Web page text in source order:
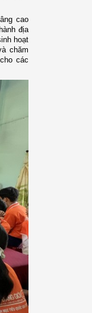
cao
địa
hoạt
chăm
các